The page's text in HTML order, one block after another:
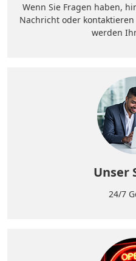
Wenn Sie Fragen haben,
Nachricht oder
werden
Unser
24/7